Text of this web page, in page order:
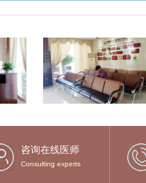
咨询在线医师
Consulting experts